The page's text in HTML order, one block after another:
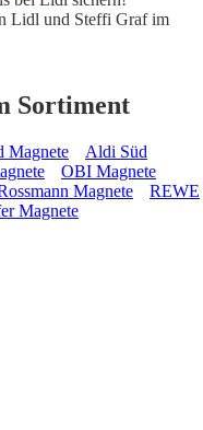
Lidl und Steffi Graf im
Sortiment
Magnete
Aldi Süd
OBI Magnete
Magnete
REWE
Magnete